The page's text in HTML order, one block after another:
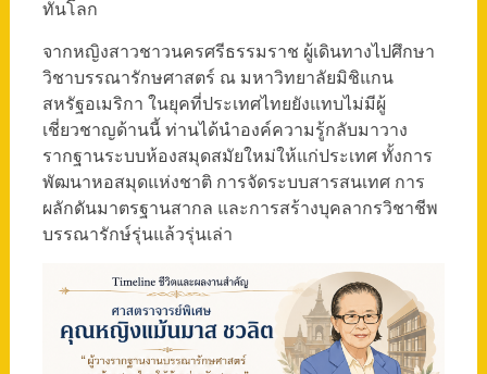
ทันโลก
จากหญิงสาวชาวนครศรีธรรมราช ผู้เดินทางไปศึกษา
วิชาบรรณารักษศาสตร์ ณ มหาวิทยาลัยมิชิแกน
สหรัฐอเมริกา ในยุคที่ประเทศไทยยังแทบไม่มีผู้
เชี่ยวชาญด้านนี้ ท่านได้นำองค์ความรู้กลับมาวาง
รากฐานระบบห้องสมุดสมัยใหม่ให้แก่ประเทศ ทั้งการ
พัฒนาหอสมุดแห่งชาติ การจัดระบบสารสนเทศ การ
ผลักดันมาตรฐานสากล และการสร้างบุคลากรวิชาชีพ
บรรณารักษ์รุ่นแล้วรุ่นเล่า